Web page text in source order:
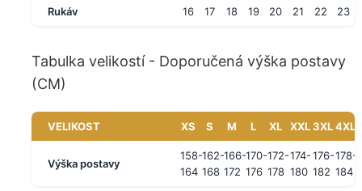
Rukáv 16 17 18 19 20 21 22 23
Tabulka velikostí - Doporučená výška postavy
(CM)
VELIKOST XS S M L XL XXL3XL4XL
Výška postavy
158-
164
162-
168
166-
172
170-
176
172-
178
174-
180
176-
182
178-
184